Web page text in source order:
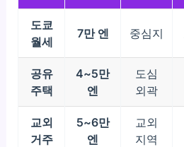
도쿄
월세
7만 엔 중심지
공유
주택
4~5만
엔
도심
외곽
교외
거주
5~6만
엔
교외
지역